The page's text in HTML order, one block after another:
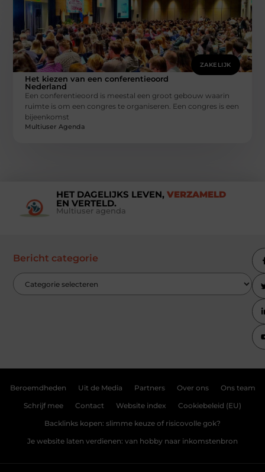
ZAKELIJK
Het kiezen van een conferentieoord
Nederland
Een conferentieoord is meestal een groot gebouw waarin
ruimte is om een congres te organiseren. Een congres is een
bijeenkomst
Multiuser Agenda
HET DAGELIJKS LEVEN, VERZAMELD
EN VERTELD.
Multiuser agenda
Bericht categorie
Beroemdheden Uit de Media Partners Over ons Ons team
Schrijf mee Contact Website index Cookiebeleid (EU)
Backlinks kopen: slimme keuze of risicovolle gok?
Je website laten verdienen: van hobby naar inkomstenbron